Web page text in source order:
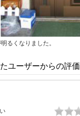
るくなりました。
ユーザーからの評価